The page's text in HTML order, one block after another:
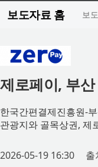
보도자료 홈 보
제로페이, 부
한국간편결제진흥원-
관광지와 골목상권, 제
2026-05-19 16:30 출